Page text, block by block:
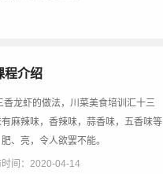
程介绍
龙虾的做法，川菜美食培训汇十三
麻辣味，香辣味，蒜香味，五香味等
、亮，令人欲罢不能。
时间：2020-04-14